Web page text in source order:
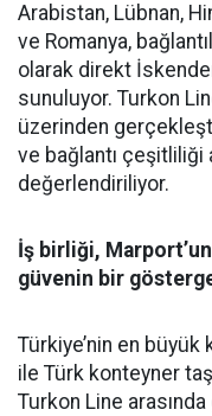
Arabistan, Lübnan,
ve Romanya,
olarak direkt
sunuluyor. Turkon
üzerinden
ve bağlantı çeşitliliği
değerlendiriliyor.
İş birliği,
güvenin bir
Türkiye’nin en
ile Türk konteyner
Turkon Line